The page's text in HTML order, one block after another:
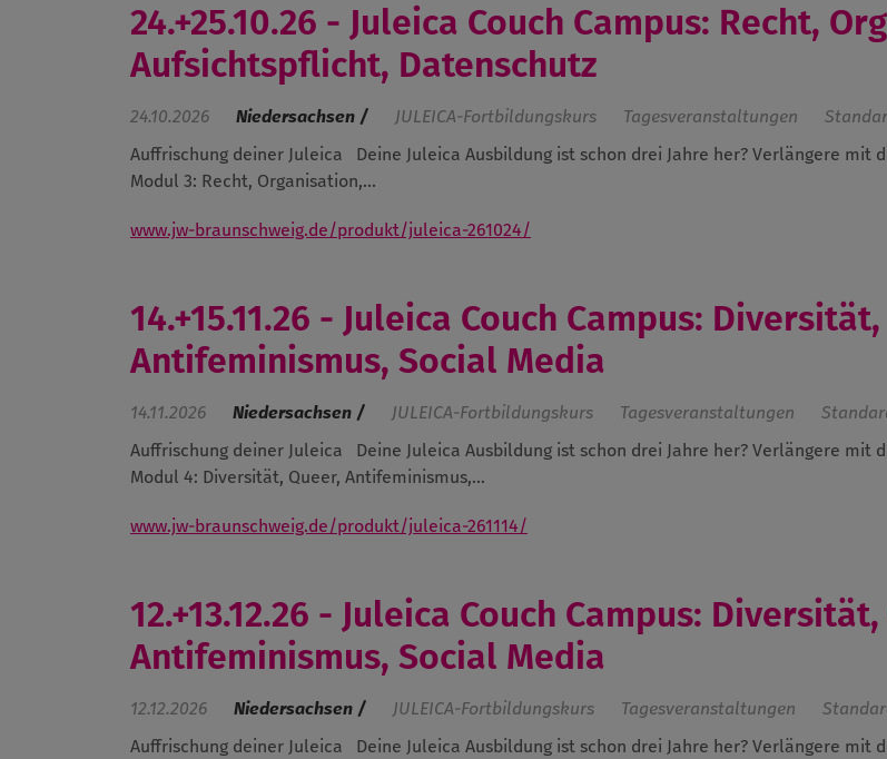
24.+25.10.26 - Juleica Couch Campus: Recht,
Aufsichtspflicht, Datenschutz
24.10.2026 Niedersachsen / JULEICA-Fortbildungskurs Tagesveranstaltungen
Auffrischung deiner Juleica
Deine Juleica Ausbildung ist schon drei Jahre her? Verlängere mit
Modul 3: Recht, Organisation,...
www.jw-braunschweig.de/produkt/juleica-261024/
14.+15.11.26 - Juleica Couch Campus:
Antifeminismus, Social Media
14.11.2026 Niedersachsen / JULEICA-Fortbildungskurs Tagesveranstaltungen
Auffrischung deiner Juleica
Deine Juleica Ausbildung ist schon drei Jahre her? Verlängere mit
Modul 4: Diversität, Queer, Antifeminismus,...
www.jw-braunschweig.de/produkt/juleica-261114/
12.+13.12.26 - Juleica Couch Campus:
Antifeminismus, Social Media
12.12.2026 Niedersachsen / JULEICA-Fortbildungskurs Tagesveranstaltungen
Auffrischung deiner Juleica
Deine Juleica Ausbildung ist schon drei Jahre her? Verlängere mit